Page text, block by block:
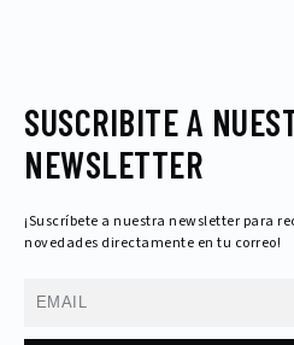
SUSCRIBITE A
NEWSLETTER
¡Suscríbete a nuestra newsletter para
novedades directamente en tu correo!
Email